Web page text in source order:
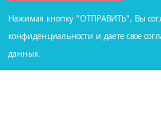
Нажимая кнопку "ОТПРАВИТЬ", Вы
конфиденциальности и даете свое
данных.